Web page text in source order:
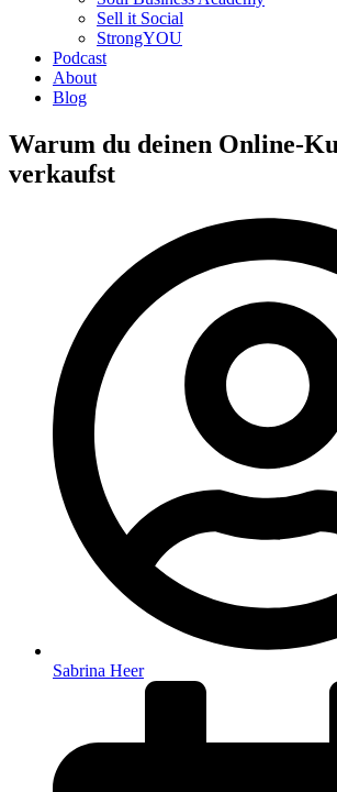
Sell it Social
StrongYOU
Podcast
About
Blog
Warum du deinen Online-
verkaufst
Sabrina Heer